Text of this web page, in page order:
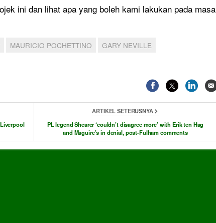
ini dan lihat apa yang boleh kami lakukan pada masa
MAURICIO POCHETTINO
GARY NEVILLE
ARTIKEL SETERUSNYA
PL legend Shearer ‘couldn’t disagree more’ with Erik ten Hag
and Maguire’s in denial, post-Fulham comments